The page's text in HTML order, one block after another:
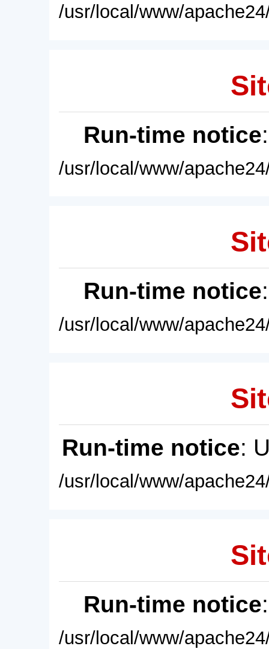
/usr/local/www/
Run-time notice
/usr/local/www/
Run-time notice
/usr/local/www/
Run-time notice:
/usr/local/www/
Run-time notice
/usr/local/www/